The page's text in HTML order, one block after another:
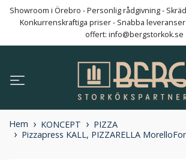
Showroom i Örebro - Personlig rådgivning -
Konkurrenskraftiga priser - Snabba
offert: info@bergstorkok.se
Hem KONCEPT
PIZZA
Pizzapress KALL, PIZZARELLA